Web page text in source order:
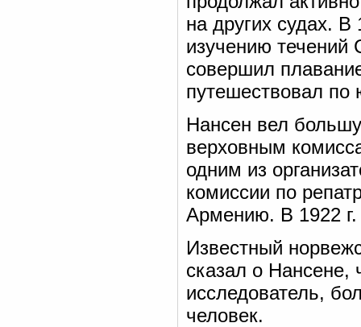
на других судах. В
изучению течений
совершил
путешествовал по
Нансен вел
верховным
одним из
комиссии по
Армению. В 1922
Известный
сказал о Нансене,
исследователь,
человек.